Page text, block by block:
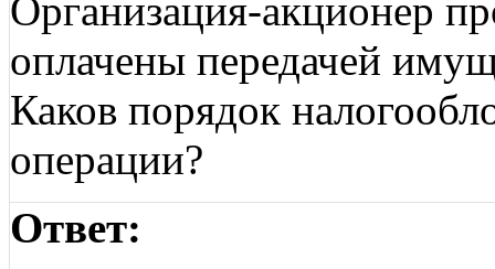
Организация-акционер
оплачены передачей
Каков порядок
операции?
Ответ: